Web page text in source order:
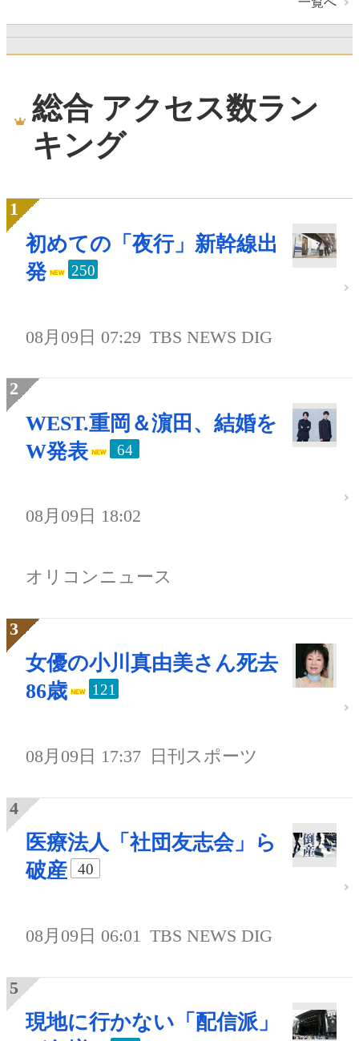
総合 アクセス数ラン
キング
初めての「夜行」新幹線出
発
250
08月09日 07:29 TBS NEWS DIG
WEST.重岡＆濵田、結婚を
W発表
64
08月09日 18:02
オリコンニュース
女優の小川真由美さん死去
86歳
121
08月09日 17:37 日刊スポーツ
医療法人「社団友志会」ら
破産
40
08月09日 06:01 TBS NEWS DIG
現地に行かない「配信派」